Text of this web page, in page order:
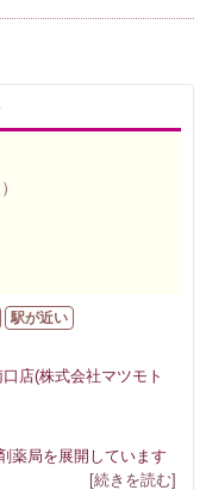
駅が近い
店(株式会社マツモト
薬局を展開しています
[続きを読む]